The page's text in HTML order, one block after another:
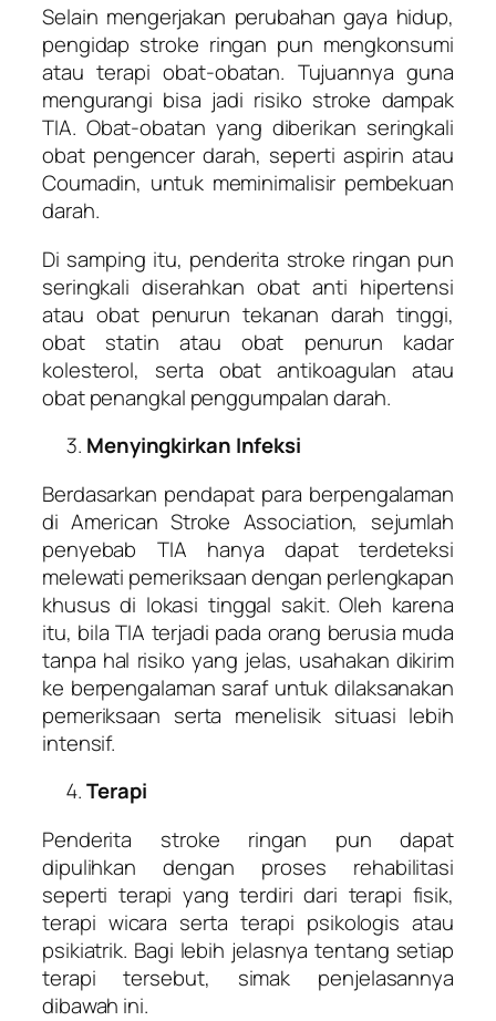
Selain mengerjakan perubahan gaya hidup,
pengidap stroke ringan pun mengkonsumi
atau terapi obat-obatan. Tujuannya guna
mengurangi bisa jadi risiko stroke dampak
TIA. Obat-obatan yang diberikan seringkali
obat pengencer darah, seperti aspirin atau
Coumadin, untuk meminimalisir pembekuan
darah.
Di samping itu, penderita stroke ringan pun
seringkali diserahkan obat anti hipertensi
atau obat penurun tekanan darah tinggi,
obat statin atau obat penurun kadar
kolesterol, serta obat antikoagulan atau
obat penangkal penggumpalan darah.
Menyingkirkan Infeksi
Berdasarkan pendapat para berpengalaman
di American Stroke Association, sejumlah
penyebab TIA hanya dapat terdeteksi
melewati pemeriksaan dengan perlengkapan
khusus di lokasi tinggal sakit. Oleh karena
itu, bila TIA terjadi pada orang berusia muda
tanpa hal risiko yang jelas, usahakan dikirim
ke berpengalaman saraf untuk dilaksanakan
pemeriksaan serta menelisik situasi lebih
intensif.
Terapi
Penderita stroke ringan pun dapat
dipulihkan dengan proses rehabilitasi
seperti terapi yang terdiri dari terapi fisik,
terapi wicara serta terapi psikologis atau
psikiatrik. Bagi lebih jelasnya tentang setiap
terapi tersebut, simak penjelasannya
dibawah ini.